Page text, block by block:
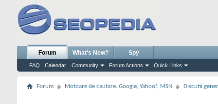
Forum
FAQ Calendar Community Forum Actions Quick Links
What's New? Spy
Forum Motoare de cautare. Google, Yahoo!, MSN Discutii